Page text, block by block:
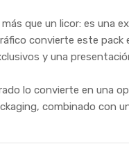
que un licor: es una
convierte este
y una
lo convierte en una
combinado con